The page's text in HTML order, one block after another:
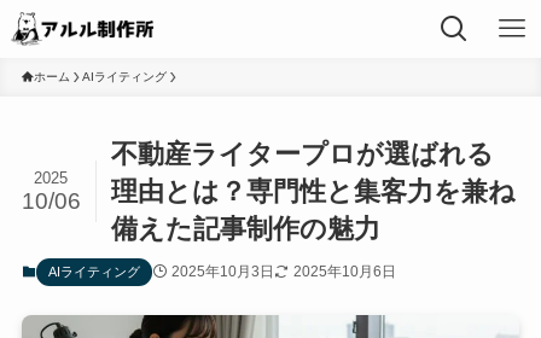
ホーム AIライティング
不動産ライタープロが選ばれる
理由とは？専門性と集客力を兼ね
備えた記事制作の魅力
2025
10/06
AIライティング 2025年10月3日 2025年10月6日